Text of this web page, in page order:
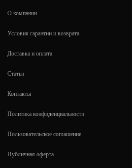
О компании
Условия гарантии и возврата
Доставка и оплата
Статьи
Контакты
Политика конфиденциальности
Пользовательское соглашение
Публичная оферта